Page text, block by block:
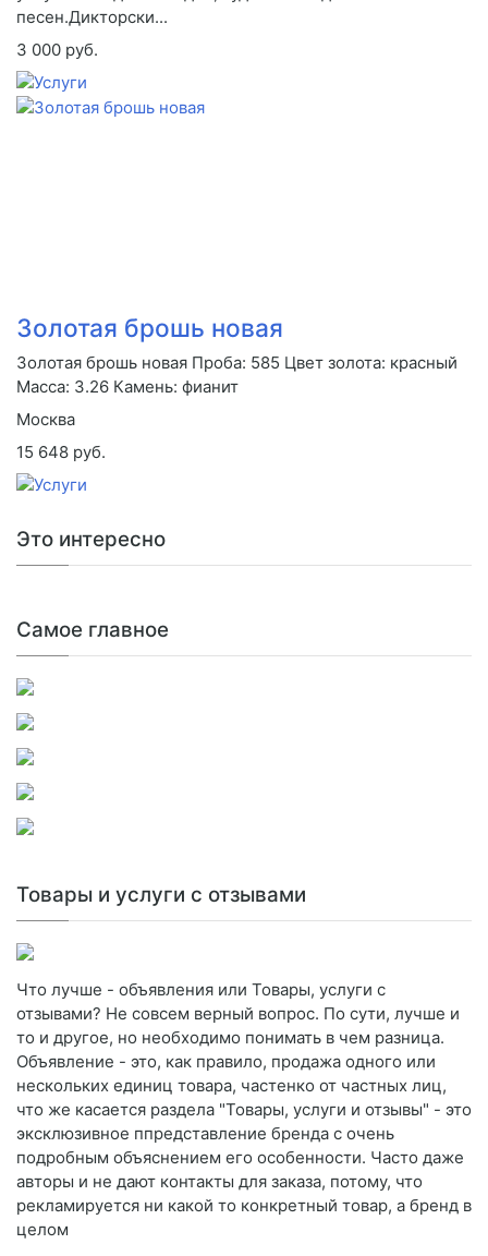
песен.Дикторски...
3 000 руб.
Золотая брошь новая
Золотая брошь новая Проба: 585 Цвет золота: красный
Масса: 3.26 Камень: фианит
Москва
15 648 руб.
Это интересно
Самое главное
Товары и услуги с отзывами
Что лучше - объявления или Товары, услуги с
отзывами? Не совсем верный вопрос. По сути, лучше и
то и другое, но необходимо понимать в чем разница.
Объявление - это, как правило, продажа одного или
нескольких единиц товара, частенко от частных лиц,
что же касается раздела "Товары, услуги и отзывы" - это
эксклюзивное ппредставление бренда с очень
подробным объяснением его особенности. Часто даже
авторы и не дают контакты для заказа, потому, что
рекламируется ни какой то конкретный товар, а бренд в
целом